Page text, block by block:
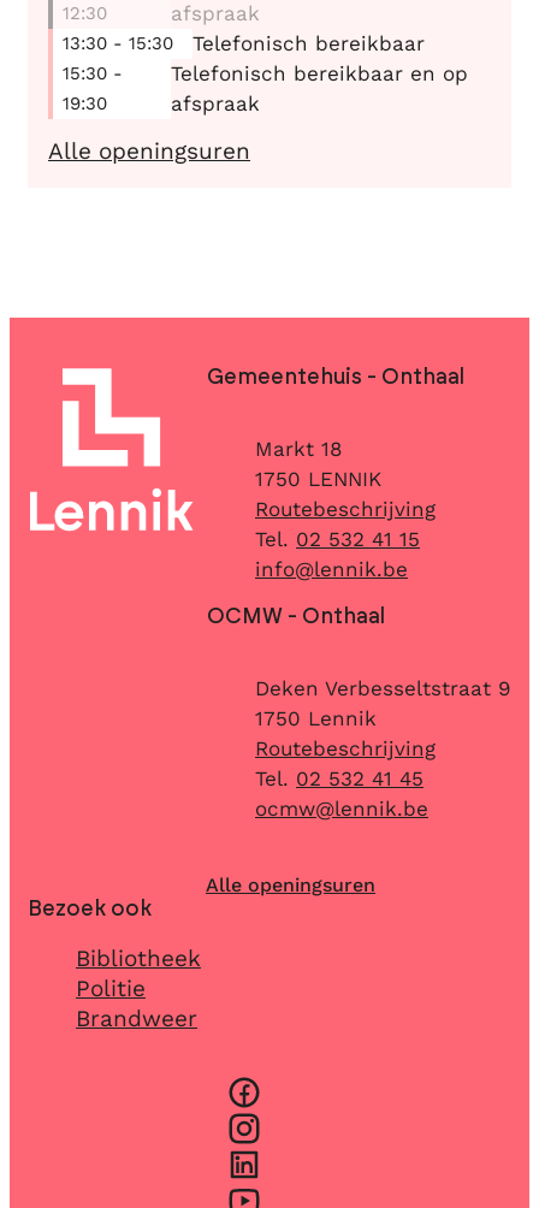
12:30
afspraak
13:30 - 15:30 Telefonisch bereikbaar
15:30 -
19:30
Telefonisch bereikbaar en op
afspraak
Alle openingsuren
Contact & openingsuren
Gemeentehuis - Onthaal
AdresMarkt 18
,1750 LENNIK
Routebeschrijving
02 532 41 15
E-mailinfo@lennik.be
OCMW - Onthaal
AdresDeken Verbesseltstraat 9
,1750 Lennik
Routebeschrijving
02 532 41 45
E-mailocmw@lennik.be
Alle openingsuren
Bezoek ook
Bibliotheek
Politie
Brandweer